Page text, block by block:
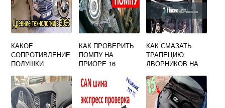
КАКОЕ
СОПРОТИВЛЕНИЕ
ПОДУШКИ
ГРАНТА
КАК ПРОВЕРИТЬ
ПОМПУ НА
ПРИОРЕ 16
КАК СМАЗАТЬ
ТРАПЕЦИЮ
ДВОРНИКОВ НА